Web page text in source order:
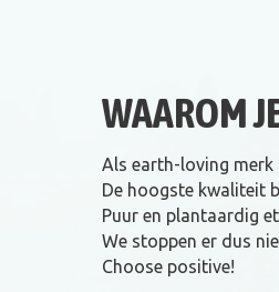
WAAROM
Als earth-loving
De hoogste kwaliteit
Puur en plantaardig
We stoppen er dus
Choose positive!